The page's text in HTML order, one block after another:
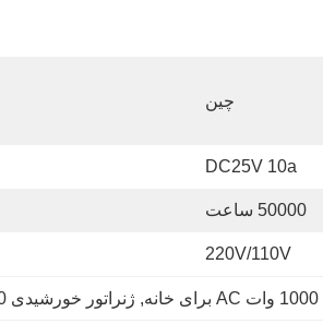
چین
DC25V 10a
50000 ساعت
220V/110V
, ژنراتور خورشیدی 110 ولت برای خانه